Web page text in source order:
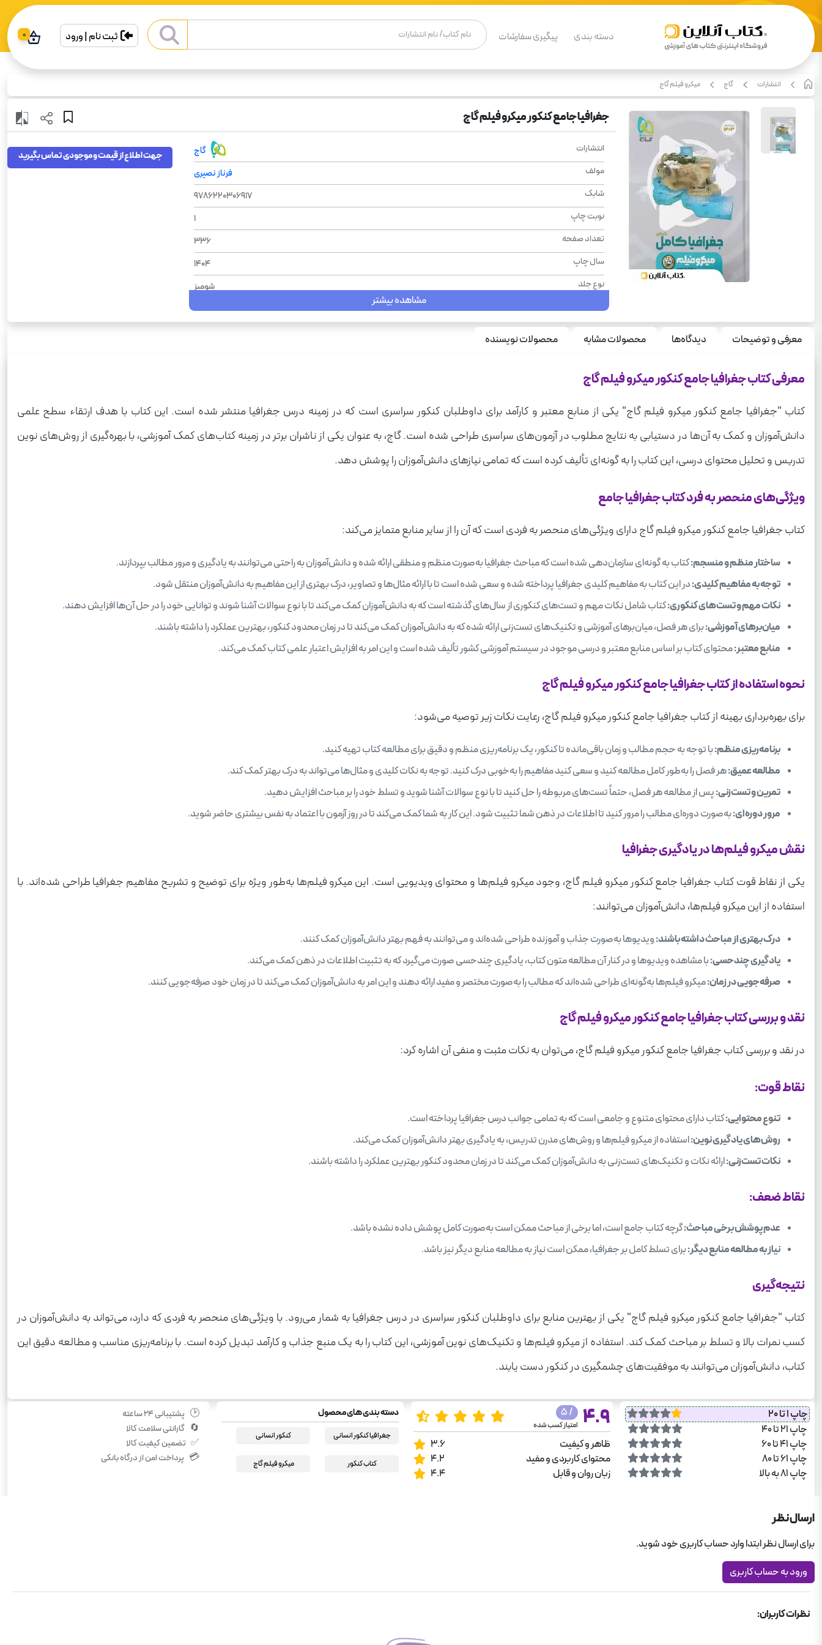
دسته بندی پیگیری سفارشات ثبت نام | ورود 0
انتشارات گاج میکرو فیلم گاج
جغرافیا جامع کنکور میکرو فیلم گاج
انتشارات
گاج
مولف
فرناز نصیری
شابک
9786220306917
نوبت چاپ
1
تعداد صفحه
336
سال چاپ
1404
نوع جلد
شومیز
میکرو طبقه بندی، میکرو فیلم
قطع
سری چاپ
رشته
وزن
740
مشاهده بیشتر
جهت اطلاع از قیمت و موجودی تماس بگیرید
معرفی و توضیحات دیدگاه‌ها محصولات مشابه محصولات نویسنده
معرفی کتاب جغرافیا جامع کنکور میکرو فیلم گاج
کتاب "جغرافیا جامع کنکور میکرو فیلم گاج" یکی از منابع معتبر و کارآمد برای داوطلبان کنکور سراسری است که در زمینه درس جغرافیا منتشر شده است. این کتاب با هدف ارتقاء سطح علمی
دانش‌آموزان و کمک به آن‌ها در دستیابی به نتایج مطلوب در آزمون‌های سراسری طراحی شده است. گاج، به عنوان یکی از ناشران برتر در زمینه کتاب‌های کمک آموزشی، با بهره‌گیری از روش‌های نوین
تدریس و تحلیل محتوای درسی، این کتاب را به گونه‌ای تألیف کرده است که تمامی نیازهای دانش‌آموزان را پوشش دهد.
ویژگی‌های منحصر به فرد کتاب جغرافیا جامع
کتاب جغرافیا جامع کنکور میکرو فیلم گاج دارای ویژگی‌های منحصر به فردی است که آن را از سایر منابع متمایز می‌کند:
ساختار منظم و منسجم:کتاب به گونه‌ای سازمان‌دهی شده است که مباحث جغرافیا به‌صورت منظم و منطقی ارائه شده و دانش‌آموزان به راحتی می‌توانند به یادگیری و مرور مطالب بپردازند.
توجه به مفاهیم کلیدی:در این کتاب به مفاهیم کلیدی جغرافیا پرداخته شده و سعی شده است تا با ارائه مثال‌ها و تصاویر، درک بهتری از این مفاهیم به دانش‌آموزان منتقل شود.
نکات مهم و تست‌های کنکوری:کتاب شامل نکات مهم و تست‌های کنکوری از سال‌های گذشته است که به دانش‌آموزان کمک می‌کند تا با نوع سوالات آشنا شوند و توانایی خود را در حل آن‌ها افزایش دهند.
میان‌برهای آموزشی:برای هر فصل، میان‌برهای آموزشی و تکنیک‌های تست‌زنی ارائه شده که به دانش‌آموزان کمک می‌کند تا در زمان محدود کنکور، بهترین عملکرد را داشته باشند.
منابع معتبر:محتوای کتاب بر اساس منابع معتبر و درسی موجود در سیستم آموزشی کشور تألیف شده است و این امر به افزایش اعتبار علمی کتاب کمک می‌کند.
نحوه استفاده از کتاب جغرافیا جامع کنکور میکرو فیلم گاج
برای بهره‌برداری بهینه از کتاب جغرافیا جامع کنکور میکرو فیلم گاج، رعایت نکات زیر توصیه می‌شود:
برنامه‌ریزی منظم:با توجه به حجم مطالب و زمان باقی‌مانده تا کنکور، یک برنامه‌ریزی منظم و دقیق برای مطالعه کتاب تهیه کنید.
مطالعه عمیق:هر فصل را به‌طور کامل مطالعه کنید و سعی کنید مفاهیم را به‌خوبی درک کنید. توجه به نکات کلیدی و مثال‌ها می‌تواند به درک بهتر کمک کند.
تمرین و تست‌زنی:پس از مطالعه هر فصل، حتماً تست‌های مربوطه را حل کنید تا با نوع سوالات آشنا شوید و تسلط خود را بر مباحث افزایش دهید.
مرور دوره‌ای:به‌صورت دوره‌ای مطالب را مرور کنید تا اطلاعات در ذهن شما تثبیت شود. این کار به شما کمک می‌کند تا در روز آزمون با اعتماد به نفس بیشتری حاضر شوید.
نقش میکرو فیلم‌ها در یادگیری جغرافیا
یکی از نقاط قوت کتاب جغرافیا جامع کنکور میکرو فیلم گاج، وجود میکرو فیلم‌ها و محتوای ویدیویی است. این میکرو فیلم‌ها به‌طور ویژه برای توضیح و تشریح مفاهیم جغرافیا طراحی شده‌اند. با
استفاده از این میکرو فیلم‌ها، دانش‌آموزان می‌توانند:
درک بهتری از مباحث داشته باشند:ویدیوها به‌صورت جذاب و آموزنده طراحی شده‌اند و می‌توانند به فهم بهتر دانش‌آموزان کمک کنند.
یادگیری چندحسی:با مشاهده ویدیوها و در کنار آن مطالعه متون کتاب، یادگیری چندحسی صورت می‌گیرد که به تثبیت اطلاعات در ذهن کمک می‌کند.
صرفه‌جویی در زمان:میکرو فیلم‌ها به‌گونه‌ای طراحی شده‌اند که مطالب را به‌صورت مختصر و مفید ارائه دهند و این امر به دانش‌آموزان کمک می‌کند تا در زمان خود صرفه‌جویی کنند.
نقد و بررسی کتاب جغرافیا جامع کنکور میکرو فیلم گاج
در نقد و بررسی کتاب جغرافیا جامع کنکور میکرو فیلم گاج، می‌توان به نکات مثبت و منفی آن اشاره کرد:
نقاط قوت:
تنوع محتوایی:کتاب دارای محتوای متنوع و جامعی است که به تمامی جوانب درس جغرافیا پرداخته است.
روش‌های یادگیری نوین:استفاده از میکرو فیلم‌ها و روش‌های مدرن تدریس، به یادگیری بهتر دانش‌آموزان کمک می‌کند.
نکات تست‌زنی:ارائه نکات و تکنیک‌های تست‌زنی به دانش‌آموزان کمک می‌کند تا در زمان محدود کنکور بهترین عملکرد را داشته باشند.
نقاط ضعف:
عدم پوشش برخی مباحث:گرچه کتاب جامع است، اما برخی از مباحث ممکن است به‌صورت کامل پوشش داده نشده باشد.
نیاز به مطالعه منابع دیگر:برای تسلط کامل بر جغرافیا، ممکن است نیاز به مطالعه منابع دیگر نیز باشد.
نتیجه‌گیری
کتاب "جغرافیا جامع کنکور میکرو فیلم گاج" یکی از بهترین منابع برای داوطلبان کنکور سراسری در درس جغرافیا به شمار می‌رود. با ویژگی‌های منحصر به فردی که دارد، می‌تواند به دانش‌آموزان در
کسب نمرات بالا و تسلط بر مباحث کمک کند. استفاده از میکرو فیلم‌ها و تکنیک‌های نوین آموزشی، این کتاب را به یک منبع جذاب و کارآمد تبدیل کرده است. با برنامه‌ریزی مناسب و مطالعه دقیق این
کتاب، دانش‌آموزان می‌توانند به موفقیت‌های چشمگیری در کنکور دست یابند.
چاپ 1 تا 20
چاپ 21 تا 40
چاپ 41 تا 60
چاپ 61 تا 80
چاپ 81 به بالا
4.9
/ 5
امتیاز کسب شده
ظاهر و کیفیت
3.6
محتوای کاربردی و مفید
4.2
زبان روان و قابل
4.4
دسته بندی های محصول
جغرافیا کنکور انسانی کنکور انسانی
کتاب کنکور میکرو فیلم گاج
🕑 پشتیبانی ۲۴ ساعته
🔄 گارانتی سلامت کالا
✅ تضمین کیفیت کالا
💳 پرداخت امن از درگاه بانکی
ارسال نظر
برای ارسال نظر ابتدا وارد حساب کاربری خود شوید.
ورود به حساب کاربری
نظرات کاربران: